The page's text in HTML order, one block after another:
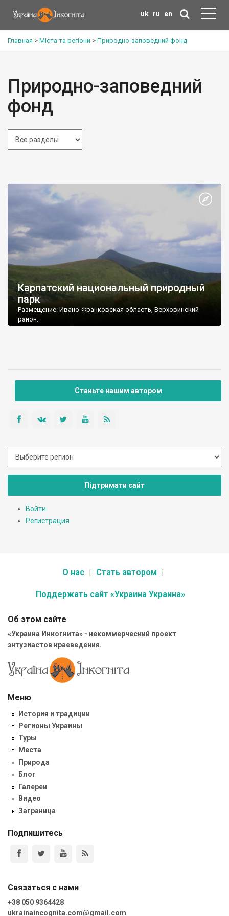
uk ru en
Главная > Міста та регіони > Природно-заповедний фонд
Природно-заповедний
фонд
Карпатский национальный природный
парк
Размещение: Ивано-Франковская область, Верховинский
район.
ул. Стуса, 6
E-mail: cnnp@meta.uaСтаньте нашим автором
Підтримати сайт
Войти
Регистрация
О нас Стать автором
Поддержать сайт «Украина Украина»
Об этом сайте
«Украина Инкогнита» - некоммерческий проект
энтузиастов краеведения.
Меню
История и традиции
Регионы Украины
Туры
Места
Природа
Блог
Галереи
Видео
Заграница
Подпишитесь
Связаться с нами
+38 050 9364428
ukrainaincognita.com@gmail.com